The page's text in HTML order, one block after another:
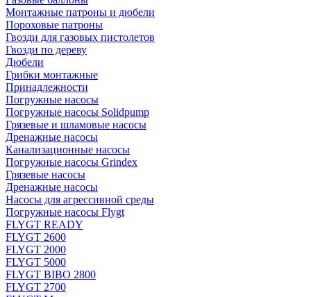
Монтажные патроны и дюбели
Пороховые патроны
Гвозди для газовых пистолетов
Гвозди по дереву
Дюбели
Грибки монтажные
Принадлежности
Погружные насосы
Погружные насосы Solidpump
Грязевые и шламовые насосы
Дренажные насосы
Канализационные насосы
Погружные насосы Grindex
Грязевые насосы
Дренажные насосы
Насосы для агрессивной среды
Погружные насосы Flygt
FLYGT READY
FLYGT 2600
FLYGT 2000
FLYGT 5000
FLYGT BIBO 2800
FLYGT 2700